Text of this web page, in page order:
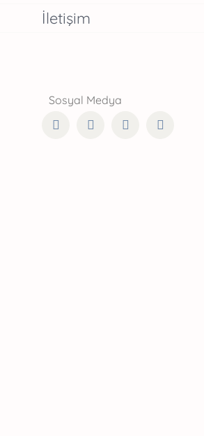
İletişim
FacebookTwitterInstagramYouTube